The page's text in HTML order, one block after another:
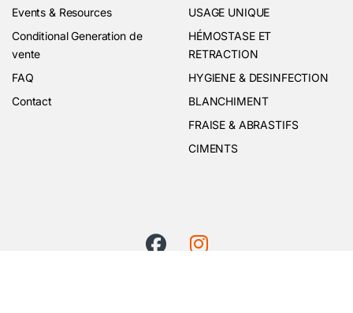
Events & Resources
Conditional Generation de
vente
FAQ
Contact
USAGE UNIQUE
HÉMOSTASE ET
RETRACTION
HYGIENE & DESINFECTION
BLANCHIMENT
FRAISE & ABRASTIFS
CIMENTS